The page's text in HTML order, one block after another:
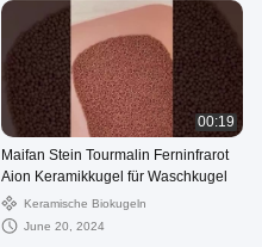
00:19
Maifan Stein Tourmalin Ferninfrarot
Aion Keramikkugel für Waschkugel
Keramische Biokugeln
June 20, 2024